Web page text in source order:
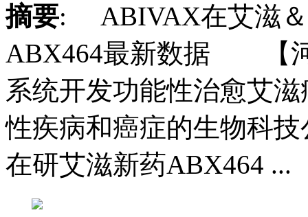
摘要: ABIVAX在艾滋＆
ABX464最新数据 【河
系统开发功能性治愈艾
性疾病和癌症的生物科
在研艾滋新药ABX464 ...